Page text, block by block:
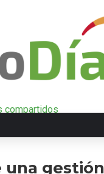
compartidos
una gestión